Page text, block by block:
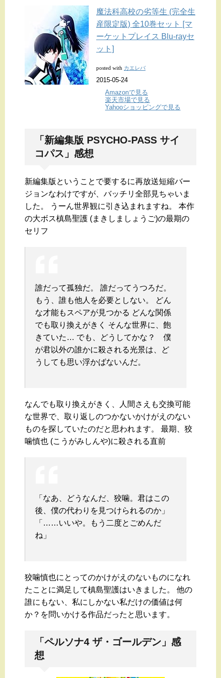
魔法科高校の劣等生 (完全生
産限定版) 全10巻セット [マ
ーケットプレイス Blu-rayセ
ット]
posted with カエレバ
2015-05-24
Amazonで見る
楽天市場で見る
Yahooショッピングで見る
「新編集版 PSYCHO-PASS サイ
コパス」感想
新編集版ということで要するに再放送短縮バー
ジョンなわけですが、バッチリ全部見ちゃいま
した。 うーん世界観に引き込まれますね。 本作
の大ボス槙島聖護 (まきしましょうご)の最期の
セリフ
誰だって孤独だ。 誰だってうつろだ。
もう、誰も他人を必要としない。 どん
な才能もスペアが見つかる どんな関係
でも取り換えがきく そんな世界に、飽
きていた… でも、どうしてかな？ 僕
が君以外の誰かに殺される光景は、ど
うしても思い浮かばないんだ。
なんでも取り換えがきく、人間さえも交換可能
な世界で、取り返しのつかないかけがえのない
ものを探していたのだと思われます。 最期、狡
噛慎也 (こうがみしんや)に殺される直前
「なあ、どうなんだ、狡噛。君はこの
後、僕の代わりを見つけられるのか」
「……いいや。もう二度とごめんだ
ね」
狡噛慎也にとってのかけがえのないものになれ
たことに満足して槙島聖護はいきました。 他の
誰にもない、私にしかない私だけの価値は何
か？を問いかける作品だったと思います。
「ペルソナ4 ザ・ゴールデン」感
想